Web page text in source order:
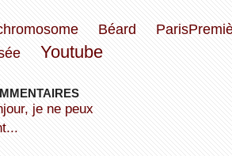
Béard
Youtube